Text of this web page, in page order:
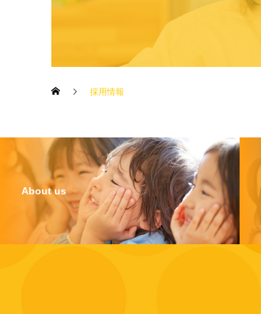
採用情報
About us